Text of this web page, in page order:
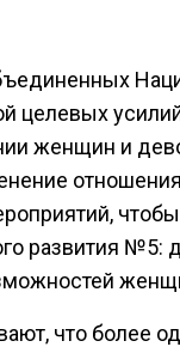
целевых
женщин и
развития №5:
что более